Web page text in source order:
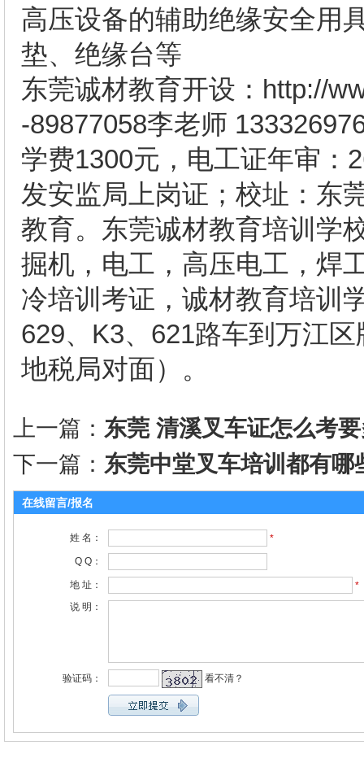
高压设备的辅助绝缘安全用
垫、绝缘台等
东莞诚材教育开设：http://
-89877058李老师
学费1300元，电工证年审：
发安监局上岗证；校址：东
教育。东莞诚材教育培训学
掘机，电工，高压电工，焊
冷培训考证，诚材教育培训
629、K3、621路车到万江
地税局对面）。
上一篇： 东莞 清溪叉车证怎么考
下一篇： 东莞中堂叉车培训都有
在线留言/报名
姓 名：
*
Q Q：
地 址：
*
说 明：
验证码： 看不清？